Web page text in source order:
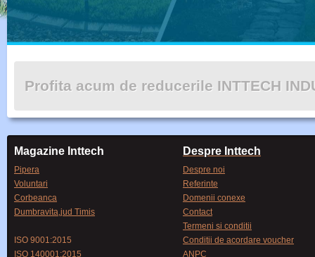
Profita acum de reducerile INTTECH
Magazine Inttech
Pipera
Voluntari
Corbeanca
Dumbravita,jud Timis
ISO 9001:2015
ISO 140001:2015
Despre Inttech
Despre noi
Referinte
Domenii conexe
Contact
Termeni si conditii
Conditii de acordare voucher
ANPC